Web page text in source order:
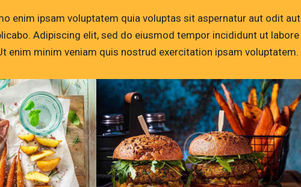
enim ipsam voluptatem quia voluptas sit aspernatur aut odit aut
Adipiscing elit, sed do eiusmod tempor incididunt ut labore
enim minim veniam quis nostrud exercitation ipsam voluptatem.